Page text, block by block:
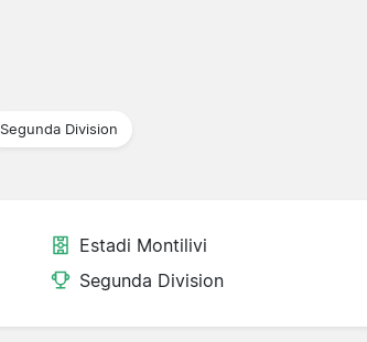
Segunda Division
Estadi Montilivi
Segunda Division